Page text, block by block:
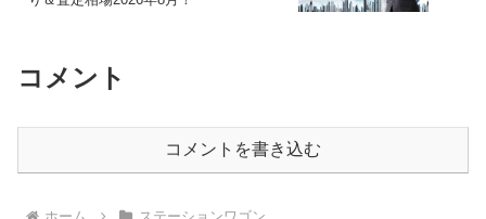
コメント
コメントを書き込む